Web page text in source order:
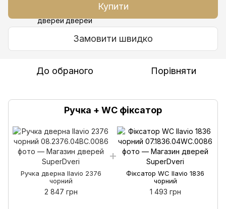
Купити
Замовити швидко
До обраного Порівняти
Ручка + WC фіксатор
Ручка дверна Ilavio 2376
чорний
2 847 грн
Фіксатор WC Ilavio 1836
чорний
1 493 грн